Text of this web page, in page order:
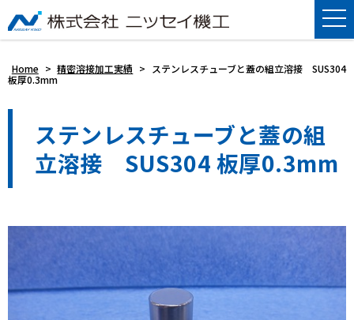
Home > 精密溶接加工実績 >
ステンレスチューブと蓋の組立溶接 SUS304
板厚0.3mm
ステンレスチューブと蓋の組
立溶接 SUS304 板厚0.3mm